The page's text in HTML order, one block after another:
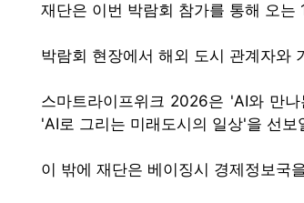
재단은 이번 박람회 참가를 통해 오
박람회 현장에서 해외 도시 관계자와
스마트라이프위크 2026은 'AI와 만
'AI로 그리는 미래도시의 일상'을 선
이 밖에 재단은 베이징시 경제정보국